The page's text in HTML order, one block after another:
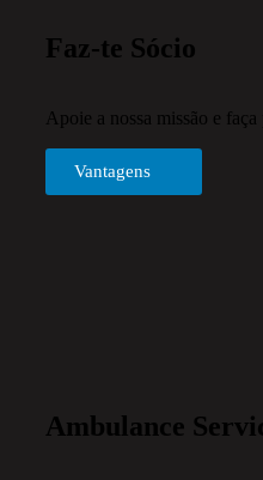
Faz-te Sócio
Apoie a nossa missão e
Vantagens
Ambulance